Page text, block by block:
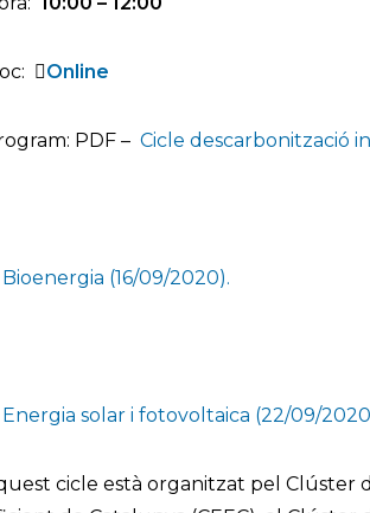
Online
PDF – Cicle descarbonització
Bioenergia (16/09/2020).
Energia solar i fotovoltaica (22/09/
cicle està organitzat pel Clúster